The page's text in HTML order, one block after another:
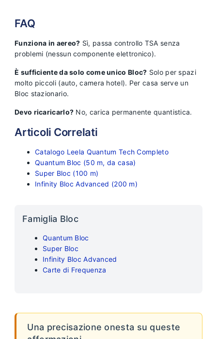
FAQ
Funziona in aereo? Sì, passa controllo TSA senza
problemi (nessun componente elettronico).
È sufficiente da solo come unico Bloc? Solo per spazi
molto piccoli (auto, camera hotel). Per casa serve un
Bloc stazionario.
Devo ricaricarlo? No, carica permanente quantistica.
Articoli Correlati
Catalogo Leela Quantum Tech Completo
Quantum Bloc (50 m, da casa)
Super Bloc (100 m)
Infinity Bloc Advanced (200 m)
Famiglia Bloc
Quantum Bloc
Super Bloc
Infinity Bloc Advanced
Carte di Frequenza
Una precisazione onesta su queste